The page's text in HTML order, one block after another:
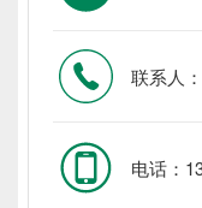
联系人
电话：